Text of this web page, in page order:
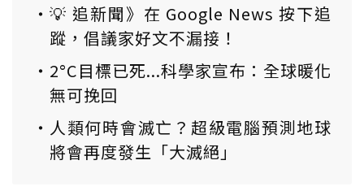
💡 追新聞》在 Google News 按下追
蹤，倡議家好文不漏接！
2°C目標已死...科學家宣布：全球暖化
無可挽回
人類何時會滅亡？超級電腦預測地球
將會再度發生「大滅絕」